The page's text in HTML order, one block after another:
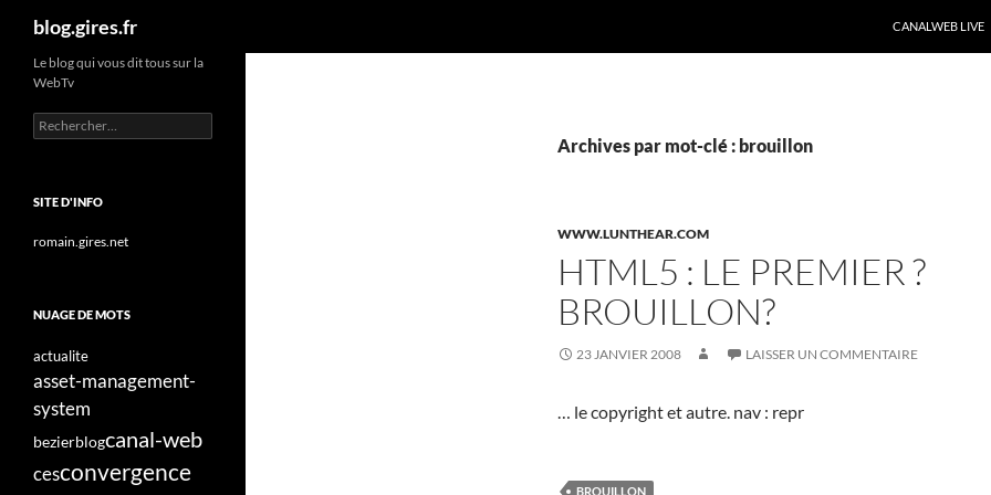
Aller
contenu
blog.gires.fr CANALWEB LIVE
Archives par mot-clé : brouillon
WWW.LUNTHEAR.COM
HTML5 : LE PREMIER ?
BROUILLON?
23 JANVIER 2008 LAISSER UN COMMENTAIRE
… le copyright et autre. nav : repr
BROUILLON
Le blog qui vous dit tous sur la
WebTv
Rechercher :
SITE D'INFO
romain.gires.net
NUAGE DE MOTS
actualite
asset-management-
system
bezierblogcanal-web
cesconvergence